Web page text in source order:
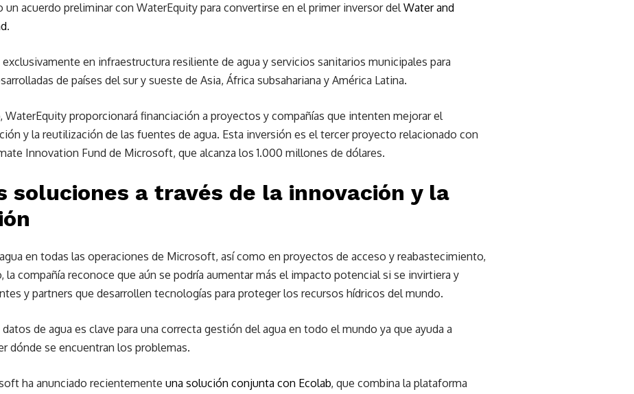
un acuerdo preliminar con WaterEquity para convertirse en el primer inversor delWater and
.
en infraestructura resiliente de agua y servicios sanitarios municipales para
de países del sur y sueste de Asia, África subsahariana y América Latina.
WaterEquity proporcionará financiación a proyectos y compañías que intenten mejorar el
y la reutilización de las fuentes de agua. Esta inversión es el tercer proyecto relacionado con
Innovation Fund de Microsoft, que alcanza los 1.000 millones de dólares.
soluciones a través de la innovación y la
en todas las operaciones de Microsoft, así como en proyectos de acceso y reabastecimiento,
la compañía reconoce que aún se podría aumentar más el impacto potencial si se invirtiera y
y partners que desarrollen tecnologías para proteger los recursos hídricos del mundo.
de agua es clave para una correcta gestión del agua en todo el mundo ya que ayuda a
dónde se encuentran los problemas.
ha anunciado recientemente una solución conjunta con Ecolab, que combina la plataforma